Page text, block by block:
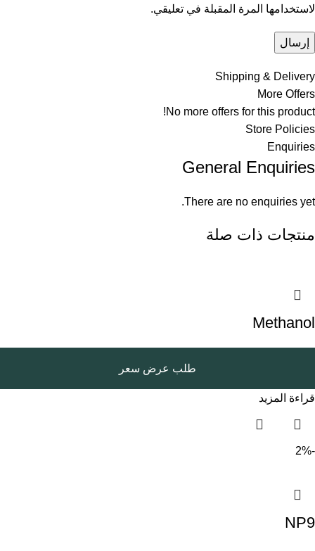
لاستخدامها المرة المقبلة في تعليقي.
Shipping & Delivery
More Offers
No more offers for this product!
Store Policies
Enquiries
General Enquiries
There are no enquiries yet.
منتجات ذات صلة
Methanol
طلب عرض سعر
قراءة المزيد
-2%
NP9